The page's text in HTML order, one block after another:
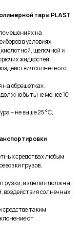
тары PLAST
на
в условиях,
щелочной и
жидкостей.
солнечного
обрешетках,
быть не менее 10
– не выше 25 °С,
средствах любым
грузов,
изделия должны
воздействия солнечных
таким
от